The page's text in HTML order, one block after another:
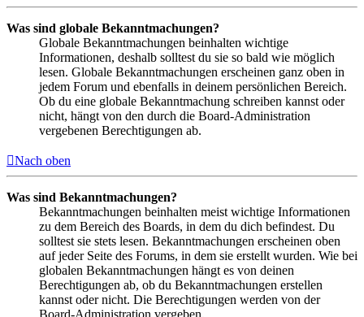
Was sind globale Bekanntmachungen?
Globale Bekanntmachungen beinhalten wichtige
Informationen, deshalb solltest du sie so bald wie möglich
lesen. Globale Bekanntmachungen erscheinen ganz oben in
jedem Forum und ebenfalls in deinem persönlichen Bereich.
Ob du eine globale Bekanntmachung schreiben kannst oder
nicht, hängt von den durch die Board-Administration
vergebenen Berechtigungen ab.
Nach oben
Was sind Bekanntmachungen?
Bekanntmachungen beinhalten meist wichtige Informationen
zu dem Bereich des Boards, in dem du dich befindest. Du
solltest sie stets lesen. Bekanntmachungen erscheinen oben
auf jeder Seite des Forums, in dem sie erstellt wurden. Wie bei
globalen Bekanntmachungen hängt es von deinen
Berechtigungen ab, ob du Bekanntmachungen erstellen
kannst oder nicht. Die Berechtigungen werden von der
Board-Administration vergeben.